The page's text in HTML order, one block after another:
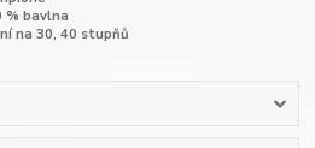
% bavlna
na 30, 40 stupňů